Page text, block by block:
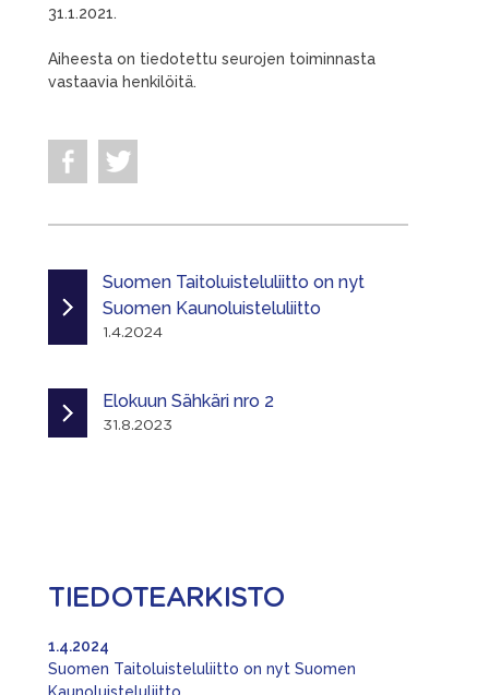
31.1.2021.
Aiheesta on tiedotettu seurojen toiminnasta
vastaavia henkilöitä.
Suomen Taitoluisteluliitto on nyt
Suomen Kaunoluisteluliitto
1.4.2024
Elokuun Sähkäri nro 2
31.8.2023
TIEDOTEARKISTO
Suomen Taitoluisteluliitto on nyt Suomen
1.4.2024